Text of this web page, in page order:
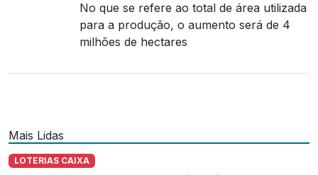
No que se refere ao total de área utilizada
para a produção, o aumento será de 4
milhões de hectares
Mais Lidas
LOTERIAS CAIXA